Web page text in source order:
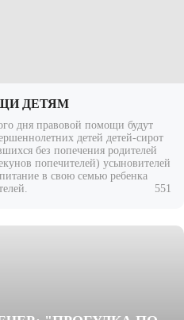
ДЕТЯМ
дня правовой помощи будут
детей детей-сирот
без попечения родителей
попечителей) усыновителей
в свою семью ребенка
551